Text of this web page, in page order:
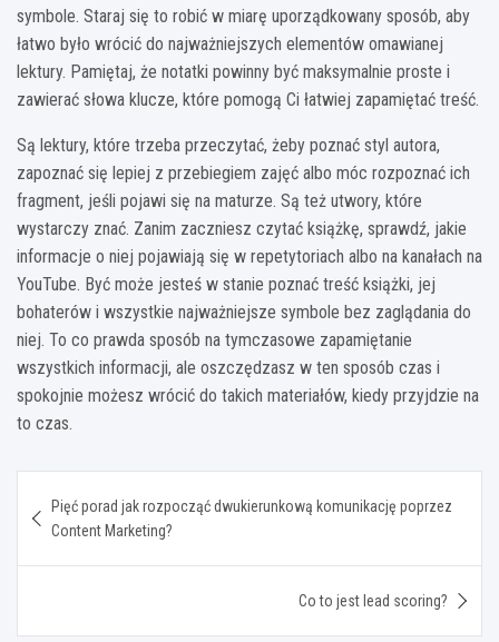
symbole. Staraj się to robić w miarę uporządkowany sposób, aby
łatwo było wrócić do najważniejszych elementów omawianej
lektury. Pamiętaj, że notatki powinny być maksymalnie proste i
zawierać słowa klucze, które pomogą Ci łatwiej zapamiętać treść.
Są lektury, które trzeba przeczytać, żeby poznać styl autora,
zapoznać się lepiej z przebiegiem zajęć albo móc rozpoznać ich
fragment, jeśli pojawi się na maturze. Są też utwory, które
wystarczy znać. Zanim zaczniesz czytać książkę, sprawdź, jakie
informacje o niej pojawiają się w repetytoriach albo na kanałach na
YouTube. Być może jesteś w stanie poznać treść książki, jej
bohaterów i wszystkie najważniejsze symbole bez zaglądania do
niej. To co prawda sposób na tymczasowe zapamiętanie
wszystkich informacji, ale oszczędzasz w ten sposób czas i
spokojnie możesz wrócić do takich materiałów, kiedy przyjdzie na
to czas.
wpisu
Pięć porad jak rozpocząć dwukierunkową komunikację poprzez
Content Marketing?
Co to jest lead scoring?